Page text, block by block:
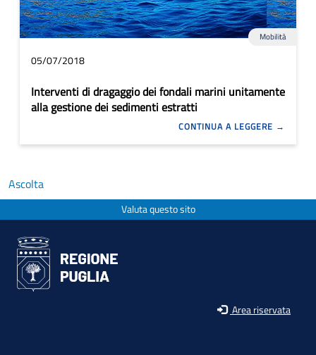
Mobilità
05/07/2018
Interventi di dragaggio dei fondali marini unitamente
alla gestione dei sedimenti estratti
CONTINUA A LEGGERE
Ascolta
Valuta questo sito
Area riservata